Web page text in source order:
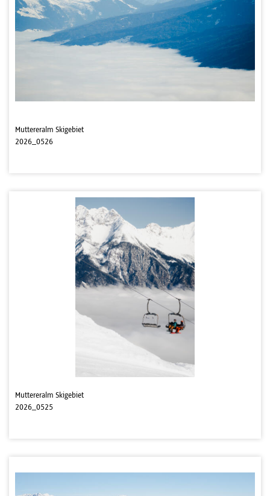
Muttereralm Skigebiet
2026_0526
Muttereralm Skigebiet
2026_0525